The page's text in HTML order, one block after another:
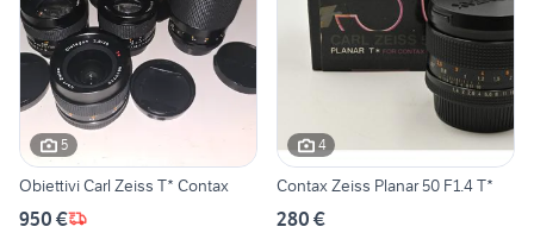
5
Obiettivi Carl Zeiss T* Contax
950 €
4
Contax Zeiss Planar 50 F1.4 T*
280 €